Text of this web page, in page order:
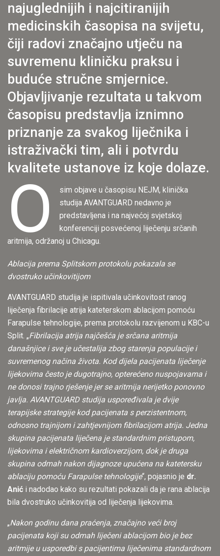
najuglednijih i najcitiranijih
medicinskih časopisa na svijetu,
čiji radovi značajno utječu na
suvremenu kliničku praksu i
buduće stručne smjernice.
Objavljivanje rezultata u takvom
časopisu predstavlja iznimno
priznanje za svakog liječnika i
istraživački tim, ali i potvrdu
kvalitete ustanove iz koje dolaze.
O
sim objave u časopisu NEJM, klinička
studija AVANTGUARD nedavno je
predstavljena i na najvećoj svjetskoj
konferenciji posvećenoj liječenju srčanih
aritmija, održanoj u Chicagu.
Ablacija prema Splitskom protokolu pokazala se
dvostruko učinkovitijom
AVANTGUARD studija je ispitivala učinkovitost ranog
liječenja fibrilacije atrija kateterskom ablacijom pomoću
Farapulse tehnologije, prema protokolu razvijenom u KBC-u
Split. „Fibrilacija atrija najčešća je srčana aritmija
današnjice i sve je učestalija zbog starenja populacije i
suvremenog načina života. Kod dijela pacijenata liječenje
lijekovima često je dugotrajno, opterećeno nuspojavama i
ne donosi trajno rješenje jer se aritmija nerijetko ponovno
javlja. AVANTGUARD studija uspoređivala je dvije
terapijske strategije kod pacijenata s perzistentnom,
odnosno trajnijom i zahtjevnijom fibrilacijom atrija. Jedna
skupina pacijenata liječena je standardnim pristupom,
lijekovima i električnom kardioverzijom, dok je druga
skupina odmah nakon dijagnoze upućena na katetersku
ablaciju pomoću Farapulse tehnologije“, pojasnio je dr.
Anić i nadodao kako su rezultati pokazali da je rana ablacija
bila dvostruko učinkovitija od liječenja lijekovima.
„Nakon godinu dana praćenja, značajno veći broj
pacijenata koji su odmah liječeni ablacijom bio je bez
aritmije u usporedbi s pacijentima liječenima standardnom